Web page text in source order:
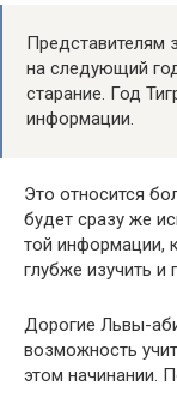
Представителям
на следующий
старание. Год
информации.
Это относится
будет сразу же
той информации,
глубже изучить и
Дорогие Львы-
возможность
этом начинании.